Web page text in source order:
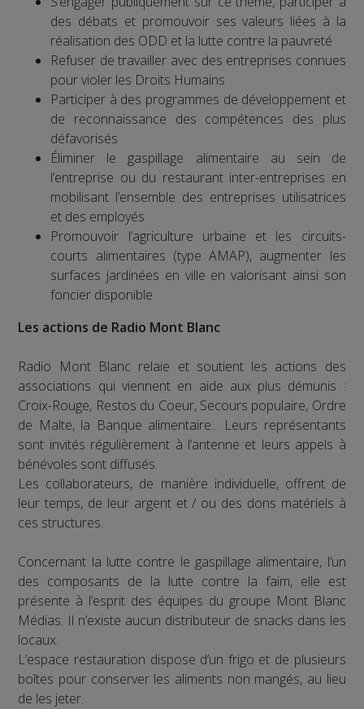
des débats et promouvoir ses valeurs liées à la
réalisation des ODD et la lutte contre la pauvreté
Refuser de travailler avec des entreprises connues
pour violer les Droits Humains
Participer à des programmes de développement et
de reconnaissance des compétences des plus
défavorisés
Éliminer le gaspillage alimentaire au sein de
l’entreprise ou du restaurant inter-entreprises en
mobilisant l’ensemble des entreprises utilisatrices
et des employés
Promouvoir l’agriculture urbaine et les circuits-
courts alimentaires (type AMAP), augmenter les
surfaces jardinées en ville en valorisant ainsi son
foncier disponible
Les actions de Radio Mont Blanc
Radio Mont Blanc relaie et soutient les actions des
associations qui viennent en aide aux plus démunis :
Croix-Rouge, Restos du Coeur, Secours populaire, Ordre
de Malte, la Banque alimentaire... Leurs représentants
sont invités régulièrement à l’antenne et leurs appels à
bénévoles sont diffusés.
Les collaborateurs, de manière individuelle, offrent de
leur temps, de leur argent et / ou des dons matériels à
ces structures.
Concernant la lutte contre le gaspillage alimentaire, l’un
des composants de la lutte contre la faim, elle est
présente à l’esprit des équipes du groupe Mont Blanc
Médias. Il n’existe aucun distributeur de snacks dans les
locaux.
L’espace restauration dispose d’un frigo et de plusieurs
boîtes pour conserver les aliments non mangés, au lieu
de les jeter.